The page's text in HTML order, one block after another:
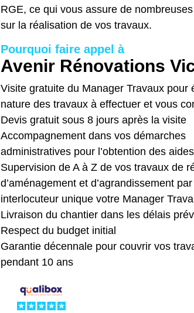
RGE, ce qui vous assure de
sur la réalisation de vos travaux.
Pourquoi faire appel à
Avenir Rénovations
Visite gratuite du Manager Travaux pour
nature des travaux à effectuer et vous
Devis gratuit sous 8 jours après la visite
Accompagnement dans vos démarches
administratives pour l’obtention des
Supervision de A à Z de vos travaux de
d’aménagement et d’agrandissement
interlocuteur unique votre Manager
Livraison du chantier dans les délais
Respect du budget initial
Garantie décennale pour couvrir vos
pendant 10 ans